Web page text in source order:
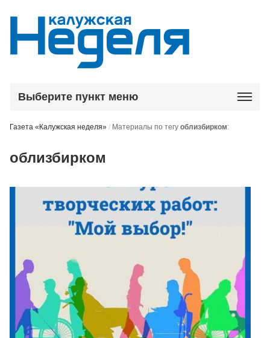
Выберите пункт меню
Газета «Калужская неделя» / Материалы по тегуоблизбирком:
облизбирком